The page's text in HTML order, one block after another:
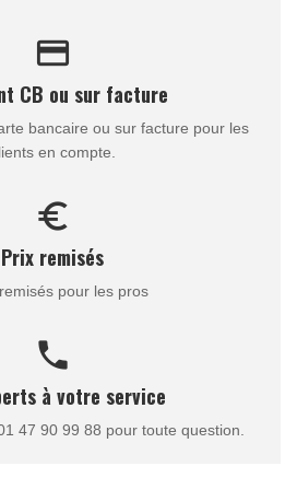
credit_card
CB ou sur facture
bancaire ou sur facture pour les
en compte.
euro_symbol
Prix remisés
pour les pros
call
à votre service
47 90 99 88 pour toute question.